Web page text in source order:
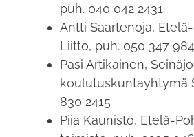
puh. 040 042 2431
Antti Saartenoja,
Liitto, puh. 050 347
Pasi Artikainen,
koulutuskuntayhtymä
830 2415
Piia Kaunisto, Etelä-